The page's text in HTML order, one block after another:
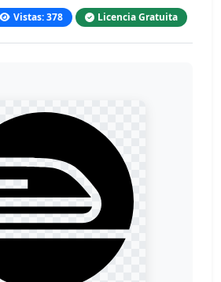
Vistas: 378 Licencia Gratuita